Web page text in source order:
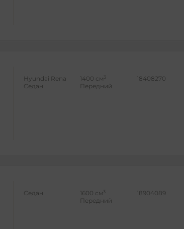
Hyundai Rena
Седан
1400 см 3
Передний
18408270
Седан 1600 см 3
Передний
18904089